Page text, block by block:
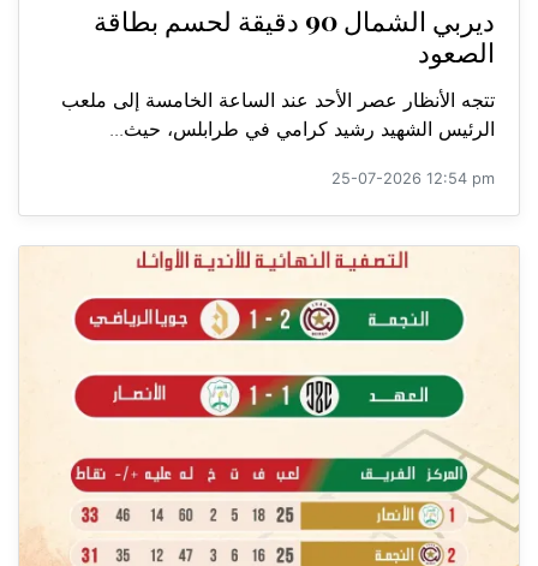
ديربي الشمال 90 دقيقة لحسم بطاقة
الصعود
تتجه الأنظار عصر الأحد عند الساعة الخامسة إلى ملعب
الرئيس الشهيد رشيد كرامي في طرابلس، حيث...
25-07-2026 12:54 pm